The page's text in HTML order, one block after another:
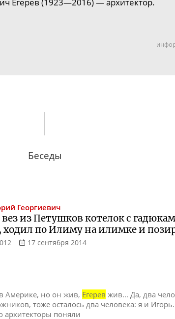
Егерев (1923—2016) — архитектор.
Беседы
Георгиевич
из Петушков котелок с
по Илиму на илимке и
17 сентября 2014
Америке, но он жив, Егерев жив... Да, два
тоже осталось два человека: я и
архитекторы поняли